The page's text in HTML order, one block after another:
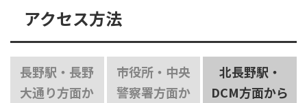
アクセス方法
長野駅・長野
大通り方面か
市役所・中央
警察署方面か
北長野駅・
DCM方面から